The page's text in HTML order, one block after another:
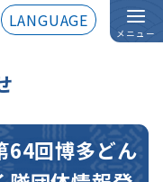
LANGUAGE
メニュー
64回博多どん